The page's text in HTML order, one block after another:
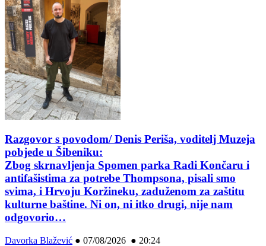
Razgovor s povodom/ Denis Periša, voditelj Muzeja
pobjede u Šibeniku:
Zbog skrnavljenja Spomen parka Radi Končaru i
antifašistima za potrebe Thompsona, pisali smo
svima, i Hrvoju Koržineku, zaduženom za zaštitu
kulturne baštine. Ni on, ni itko drugi, nije nam
odgovorio…
Davorka Blažević ● 07/08/2026 ● 20:24